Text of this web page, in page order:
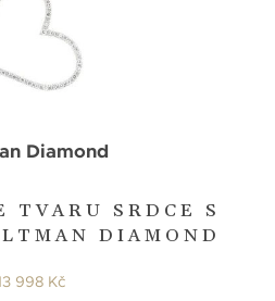
TVARU SRDCE S
DIAMOND
Diamond
998 Kč